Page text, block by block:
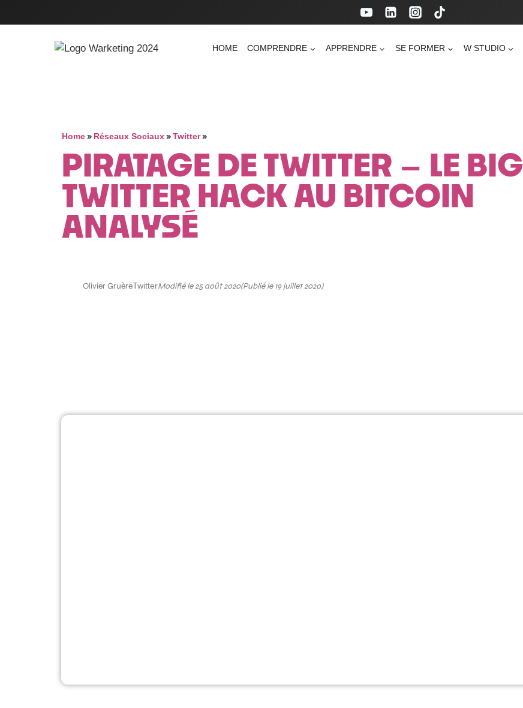
HOME COMPRENDRE APPRENDRE SE FORMER W STUDIO
Home» Réseaux Sociaux»Twitter»
PIRATAGE DE TWITTER – LE BIG
TWITTER HACK AU BITCOIN
ANALYSÉ
Olivier GruèreTwitterModifié le 25 août 2020(Publié le 19 juillet 2020)